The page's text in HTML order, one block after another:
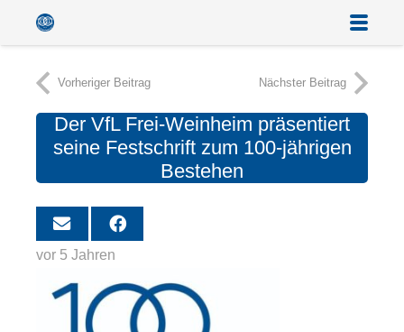
Vorheriger Beitrag Nächster Beitrag
Der VfL Frei-Weinheim präsentiert
seine Festschrift zum 100-jährigen
Bestehen
vor 5 Jahren